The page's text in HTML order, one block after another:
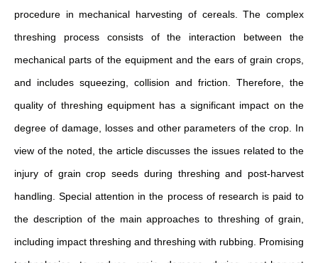
procedure in mechanical harvesting of cereals. The complex
threshing process consists of the interaction between the
mechanical parts of the equipment and the ears of grain crops,
and includes squeezing, collision and friction. Therefore, the
quality of threshing equipment has a significant impact on the
degree of damage, losses and other parameters of the crop. In
view of the noted, the article discusses the issues related to the
injury of grain crop seeds during threshing and post-harvest
handling. Special attention in the process of research is paid to
the description of the main approaches to threshing of grain,
including impact threshing and threshing with rubbing. Promising